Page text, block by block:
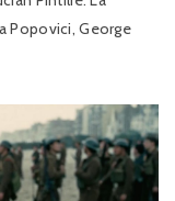
Popovici, George